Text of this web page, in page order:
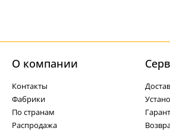
О компании
Контакты
Фабрики
По странам
Распродажа